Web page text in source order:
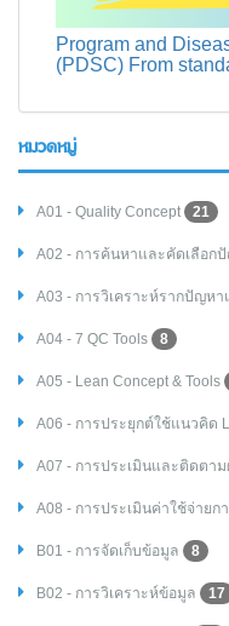
Program and
(PDSC) From
หมวดหมู่
A01 - Quality Concept 21
A02 - การค้นหาและคัดเลือก
A03 - การวิเคราะห์รากปัญห
A04 - 7 QC Tools 8
A05 - Lean Concept & Tools
A06 - การประยุกต์ใช้แนวคิด
A07 - การประเมินและติดตา
A08 - การประเมินค่าใช้จ่ายก
B01 - การจัดเก็บข้อมูล 8
B02 - การวิเคราะห์ข้อมูล 17